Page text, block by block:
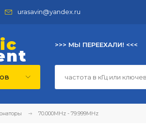
urasavin@yandex.ru
>>> МЫ ПЕРЕЕХАЛИ! <<<
70.000MHz - 79.999MHz